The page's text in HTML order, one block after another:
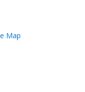
Map